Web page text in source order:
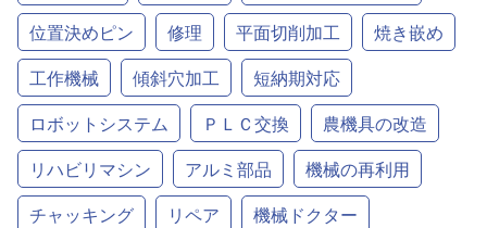
位置決めピン
修理 平面切削加工
焼き嵌め
工作機械
傾斜穴加工
短納期対応
ロボットシステム
ＰＬＣ交換
農機具の改造
リハビリマシン
アルミ部品
機械の再利用
チャッキング
リペア
機械ドクター